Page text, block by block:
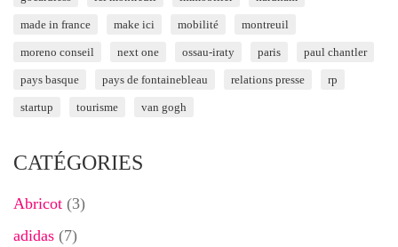
made in france make ici mobilité montreuil
moreno conseil next one ossau-iraty paris paul chantler
pays basque pays de fontainebleau relations presse rp
startup tourisme van gogh
CATÉGORIES
Abricot (3)
adidas (7)